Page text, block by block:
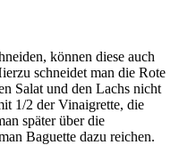
können diese auch
schneidet man die Rote
Salat und den Lachs nicht
1/2 der Vinaigrette, die
später über die
Baguette dazu reichen.